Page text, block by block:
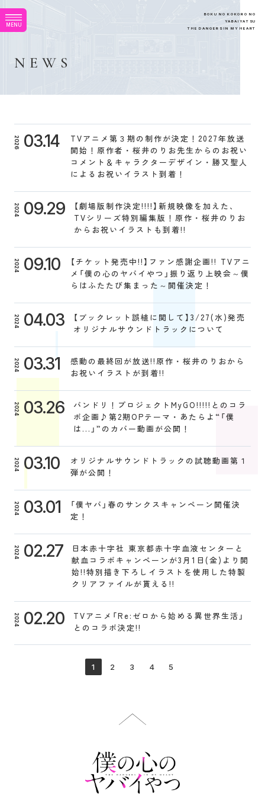
M EN U
BOK U N O K O KOR O N O
YABAIYAT SU
THE DANGER S IN M Y H E ART
N E W S
2026 03.14
TVアニメ第３期の制作が決定！2027年放送
開始！原作者・桜井のりお先生からのお祝い
コメント＆キャラクターデザイン・勝又聖人
によるお祝いイラスト到着！
2024 09.29
【劇場版制作決定!!!!】新規映像を加えた、
TVシリーズ特別編集版！原作・桜井のりお
からお祝いイラストも到着!!
2024 09.10
【チケット発売中!!】ファン感謝企画!! TVアニ
メ「僕の心のヤバイやつ」振り返り上映会～僕
らはふたたび集まった～開催決定！
2024 04.03
【ブックレット誤植に関して】3/27(水)発売
オリジナルサウンドトラックについて
2024 03.31
感動の最終回が放送!!原作・桜井のりおから
お祝いイラストが到着!!
2024 03.26
バンドリ！プロジェクトMyGO!!!!!とのコラ
ボ企画♪第2期OPテーマ・あたらよ“「僕
は...」”のカバー動画が公開！
2024 03.10
オリジナルサウンドトラックの試聴動画第１
弾が公開！
2024 03.01
「僕ヤバ」春のサンクスキャンペーン開催決
定！
2024 02.27
日本赤十字社 東京都赤十字血液センターと
献血コラボキャンペーンが3月1日(金)より開
始!!特別描き下ろしイラストを使用した特製
クリアファイルが貰える!!
2024 02.20
TVアニメ「Re:ゼロから始める異世界生活」
とのコラボ決定!!
1 2 3 4 5